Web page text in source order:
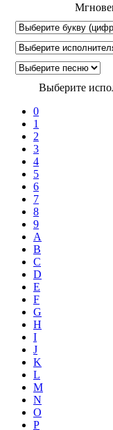
Выберите
0
1
2
3
4
5
6
7
8
9
A
B
C
D
E
F
G
H
I
J
K
L
M
N
O
P